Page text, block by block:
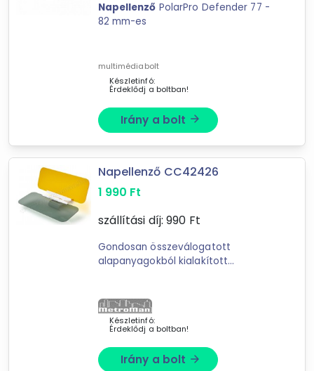
Forgalmazók
Metroman Webáruház
Napellenző PolarPro Defender 77 -
82 mm-es
multimédiabolt
Készletinfó:
Érdeklődj a boltban!
Irány a bolt arrow_forward
Napellenző CC42426
1 990 Ft
szállítási díj: 990 Ft
Gondosan összeválogatott
alapanyagokból kialakított
behatásaitól! A 2 in 1 napelle
Készletinfó:
Érdeklődj a boltban!
Irány a bolt arrow_forward